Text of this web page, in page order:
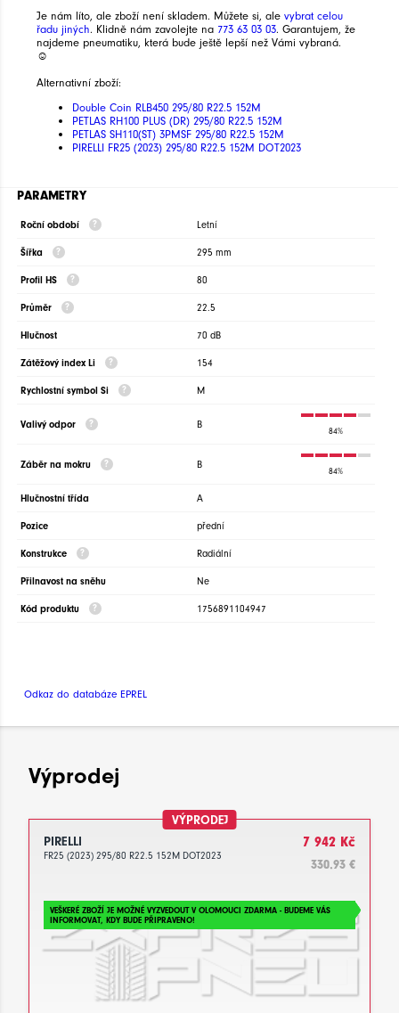
Je nám líto, ale zboží není skladem. Můžete si, ale vybrat celou
řadu jiných. Klidně nám zavolejte na 773 63 03 03. Garantujem, že
najdeme pneumatiku, která bude ještě lepší než Vámi vybraná.
☺
Alternativní zboží:
Double Coin RLB450 295/80 R22.5 152M
PETLAS RH100 PLUS (DR) 295/80 R22.5 152M
PETLAS SH110(ST) 3PMSF 295/80 R22.5 152M
PIRELLI FR25 (2023) 295/80 R22.5 152M DOT2023
PARAMETRY
Roční období Letní
Šířka 295 mm
Profil HS 80
Průměr 22.5
Hlučnost 70 dB
Zátěžový index Li 154
Rychlostní symbol Si M
Valivý odpor B
84%
Záběr na mokru B
84%
Hlučnostní třída A
Pozice přední
Konstrukce Radiální
Přilnavost na sněhu Ne
Kód produktu 1756891104947
Odkaz do databáze EPREL
Výprodej
VÝPRODEJ
PIRELLI
FR25 (2023) 295/80 R22.5 152M DOT2023
7 942 Kč
330.93 €
VEŠKERÉ ZBOŽÍ JE MOŽNÉ VYZVEDOUT V OLOMOUCI ZDARMA - BUDEME VÁS
INFORMOVAT, KDY BUDE PŘIPRAVENO!